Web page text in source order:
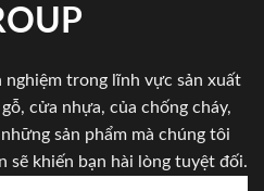
nghiệm trong lĩnh vực sản xuất
cửa nhựa, của chống cháy,
sản phẩm mà chúng tôi
sẽ khiến bạn hài lòng tuyệt đối.